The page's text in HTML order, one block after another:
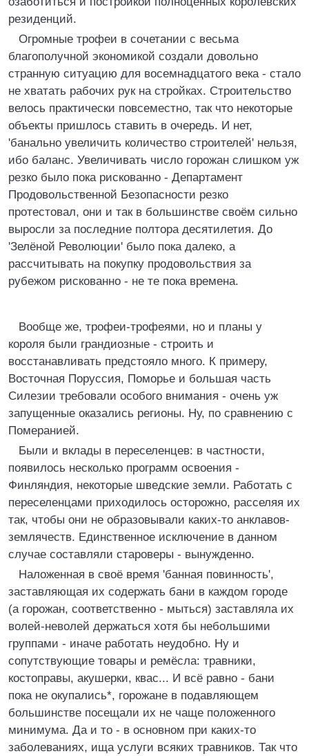
резиденций.
Огромные трофеи в сочетании с весьма
благополучной экономикой создали довольно
странную ситуацию для восемнадцатого века - стало
не хватать рабочих рук на стройках. Строительство
велось практически повсеместно, так что некоторые
объекты пришлось ставить в очередь. И нет,
'банально увеличить количество строителей' нельзя,
ибо баланс. Увеличивать число горожан слишком уж
резко было пока рискованно - Департамент
Продовольственной Безопасности резко
протестовал, они и так в большинстве своём сильно
выросли за последние полтора десятилетия. До
'Зелёной Революции' было пока далеко, а
рассчитывать на покупку продовольствия за
рубежом рискованно - не те пока времена.
Вообще же, трофеи-трофеями, но и планы у
короля были грандиозные - строить и
восстанавливать предстояло много. К примеру,
Восточная Поруссия, Поморье и большая часть
Силезии требовали особого внимания - очень уж
запущенные оказались регионы. Ну, по сравнению с
Померанией.
Были и вклады в переселенцев: в частности,
появилось несколько программ освоения -
Финляндия, некоторые шведские земли. Работать с
переселенцами приходилось осторожно, расселяя их
так, чтобы они не образовывали каких-то анклавов-
землячеств. Единственное исключение в данном
случае составляли староверы - вынужденно.
Наложенная в своё время 'банная повинность',
заставляющая их содержать бани в каждом городе
(а горожан, соответственно - мыться) заставляла их
волей-неволей держаться хотя бы небольшими
группами - иначе работать неудобно. Ну и
сопутствующие товары и ремёсла: травники,
костоправы, акушерки, квас... И всё равно - бани
пока не окупались*, горожане в подавляющем
большинстве посещали их не чаще положенного
минимума. Да и то - в основном при каких-то
заболеваниях, ища услуги всяких травников. Так что